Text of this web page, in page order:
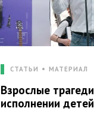
СТАТЬИ МАТЕРИАЛ
Взрослые
исполнении детей